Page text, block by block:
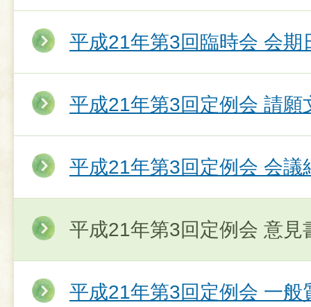
平成21年第3回臨時会 会期
平成21年第3回定例会 請願
平成21年第3回定例会 会議
平成21年第3回定例会 意見
平成21年第3回定例会 一般